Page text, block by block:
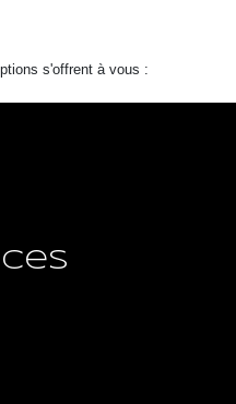
s'offrent à vous :
- Roche-la-Molière